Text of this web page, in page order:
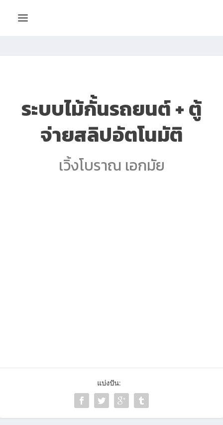
ระบบไม้กั้นรถยนต์ + ตู้
จ่ายสลิปอัตโนมัติ
เวิ้งโบราณ เอกมัย
แบ่งปัน: